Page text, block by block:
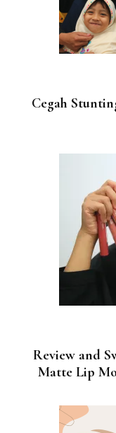
Cegah
Review and
Matte Lip